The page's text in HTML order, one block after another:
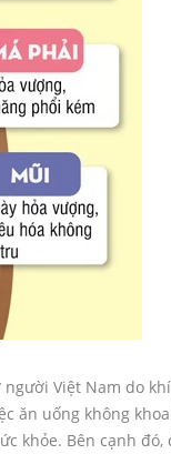
Việt Nam do
ăn uống không
khỏe. Bên cạnh đó,